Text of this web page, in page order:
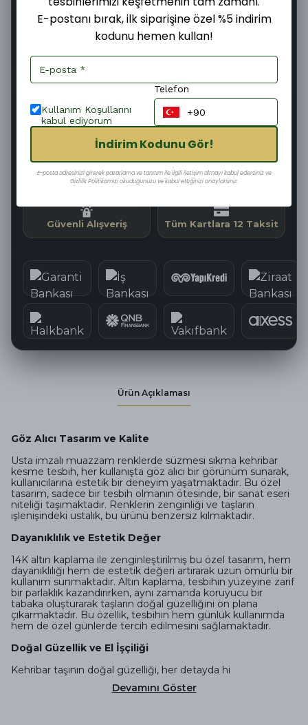
Sipariş ver
verilir
Kargoya Teslim Edilmesine 03:37
Hızlı Kargo Kolay İade
Güvenli Alışveriş Tüm Kartlara 12 Taksit
Ürün Açıklaması
Göz Alıcı Tasarım ve Kalite
Usta imzalı muazzam renklerde süzmesi sıkma kehribar
kesme tesbih, her kullanışta göz alıcı bir görünüm sunarak,
kullanıcılarına estetik bir deneyim yaşatmaktadır. Bu özel
tasarım, sadece bir tesbih olmanın ötesinde, bir sanat eseri
niteliği taşımaktadır. Renklerin zenginliği ve taşların
işlenişindeki ustalık, bu ürünü benzersiz kılmaktadır.
Dayanıklılık ve Estetik Değer
14K altın kaplama ile zenginleştirilmiş bu özel tasarım, hem
dayanıklılığı hem de estetik değeri artırarak uzun ömürlü bir
kullanım sunmaktadır. Altın kaplama, tesbihin yüzeyine zarif
bir parlaklık kazandırırken, aynı zamanda koruyucu bir
tabaka oluşturarak taşların doğal güzelliğini ön plana
çıkarmaktadır. Bu özellik, tesbihin hem günlük kullanımda
hem de özel günlerde tercih edilmesini sağlamaktadır.
Doğal Güzellik ve El İşçiliği
Kehribar taşının doğal güzelliği, her detayda hi
Devamını Göster
E-postanı bırak, ilk siparişine özel %5 indirim
kodunu hemen kullan!
Kullanım Koşullarını
kabul ediyorum
Telefon
İndirim Kodunu Gör!
E-posta adresinizi girerek pazarlama ve tanıtım ile ilgili iletişim almayı kabul edersiniz ve
Gizlilik Politikamızı okuduğunuzu ve kabul ettiğinizi onaylarsınız.